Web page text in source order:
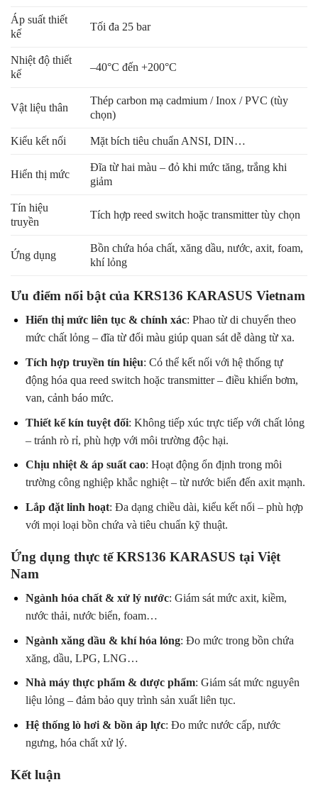
Áp suất thiết
kế
Tối đa 25 bar
Nhiệt độ thiết
kế
–40°C đến +200°C
Vật liệu thân
Thép carbon mạ cadmium / Inox / PVC (tùy
chọn)
Kiểu kết nối Mặt bích tiêu chuẩn ANSI, DIN…
Hiển thị mức
Đĩa từ hai màu – đỏ khi mức tăng, trắng khi
giảm
Tín hiệu
truyền
Tích hợp reed switch hoặc transmitter tùy chọn
Ứng dụng
Bồn chứa hóa chất, xăng dầu, nước, axit, foam,
khí lỏng
Ưu điểm nổi bật của KRS136 KARASUS Vietnam
Hiển thị mức liên tục & chính xác: Phao từ di chuyển theo
mức chất lỏng – đĩa từ đổi màu giúp quan sát dễ dàng từ xa.
Tích hợp truyền tín hiệu: Có thể kết nối với hệ thống tự
động hóa qua reed switch hoặc transmitter – điều khiển bơm,
van, cảnh báo mức.
Thiết kế kín tuyệt đối: Không tiếp xúc trực tiếp với chất lỏng
– tránh rò rỉ, phù hợp với môi trường độc hại.
Chịu nhiệt & áp suất cao: Hoạt động ổn định trong môi
trường công nghiệp khắc nghiệt – từ nước biển đến axit mạnh.
Lắp đặt linh hoạt: Đa dạng chiều dài, kiểu kết nối – phù hợp
với mọi loại bồn chứa và tiêu chuẩn kỹ thuật.
Ứng dụng thực tế KRS136 KARASUS tại Việt
Nam
Ngành hóa chất & xử lý nước: Giám sát mức axit, kiềm,
nước thải, nước biển, foam…
Ngành xăng dầu & khí hóa lỏng: Đo mức trong bồn chứa
xăng, dầu, LPG, LNG…
Nhà máy thực phẩm & dược phẩm: Giám sát mức nguyên
liệu lỏng – đảm bảo quy trình sản xuất liên tục.
Hệ thống lò hơi & bồn áp lực: Đo mức nước cấp, nước
ngưng, hóa chất xử lý.
Kết luận